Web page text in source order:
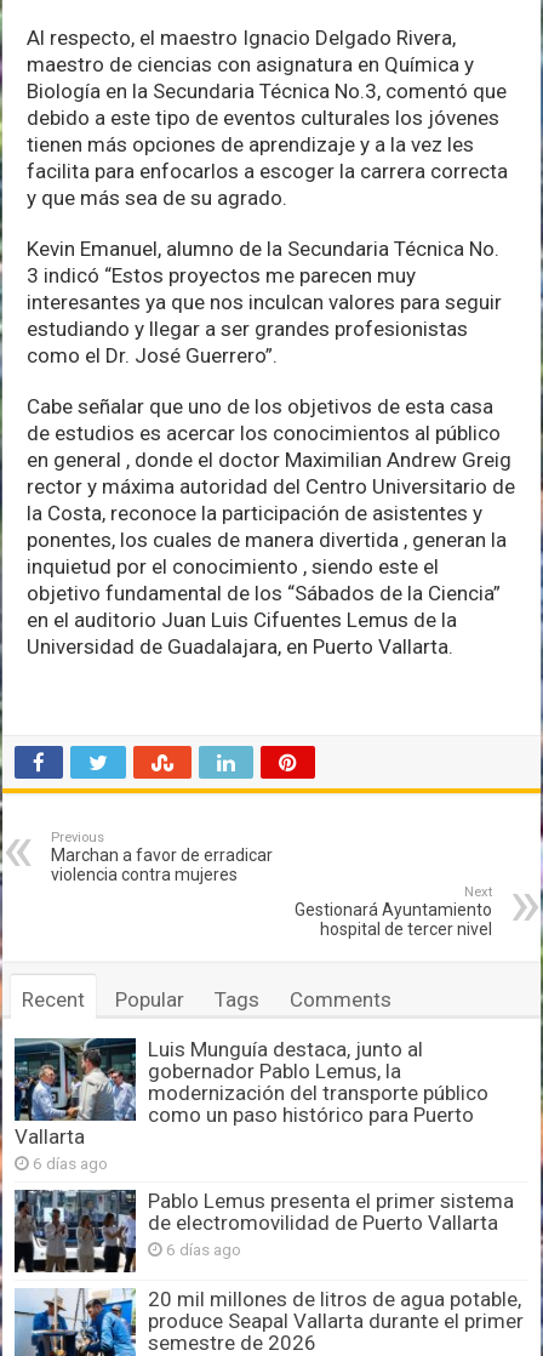
Al respecto, el maestro Ignacio Delgado Rivera,
maestro de ciencias con asignatura en Química y
Biología en la Secundaria Técnica No.3, comentó que
debido a este tipo de eventos culturales los jóvenes
tienen más opciones de aprendizaje y a la vez les
facilita para enfocarlos a escoger la carrera correcta
y que más sea de su agrado.
Kevin Emanuel, alumno de la Secundaria Técnica No.
3 indicó “Estos proyectos me parecen muy
interesantes ya que nos inculcan valores para seguir
estudiando y llegar a ser grandes profesionistas
como el Dr. José Guerrero”.
Cabe señalar que uno de los objetivos de esta casa
de estudios es acercar los conocimientos al público
en general , donde el doctor Maximilian Andrew Greig
rector y máxima autoridad del Centro Universitario de
la Costa, reconoce la participación de asistentes y
ponentes, los cuales de manera divertida , generan la
inquietud por el conocimiento , siendo este el
objetivo fundamental de los “Sábados de la Ciencia”
en el auditorio Juan Luis Cifuentes Lemus de la
Universidad de Guadalajara, en Puerto Vallarta.
Previous
Marchan a favor de erradicar
violencia contra mujeres
Next
Gestionará Ayuntamiento
hospital de tercer nivel
Recent Popular Tags Comments
Luis Munguía destaca, junto al
gobernador Pablo Lemus, la
modernización del transporte público
como un paso histórico para Puerto
Vallarta
6 días ago
Pablo Lemus presenta el primer sistema
de electromovilidad de Puerto Vallarta
6 días ago
20 mil millones de litros de agua potable,
produce Seapal Vallarta durante el primer
semestre de 2026